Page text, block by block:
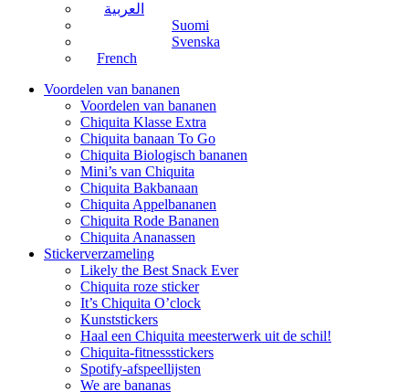
العربية
Suomi
Svenska
French
Voordelen van bananen
Voordelen van bananen
Chiquita Klasse Extra
Chiquita banaan To Go
Chiquita Biologisch bananen
Mini’s van Chiquita
Chiquita Bakbanaan
Chiquita Appelbananen
Chiquita Rode Bananen
Chiquita Ananassen
Stickerverzameling
Likely the Best Snack Ever
Chiquita roze sticker
It’s Chiquita O’clock
Kunststickers
Haal een Chiquita meesterwerk uit de schil!
Chiquita-fitnessstickers
Spotify-afspeellijsten
We are bananas